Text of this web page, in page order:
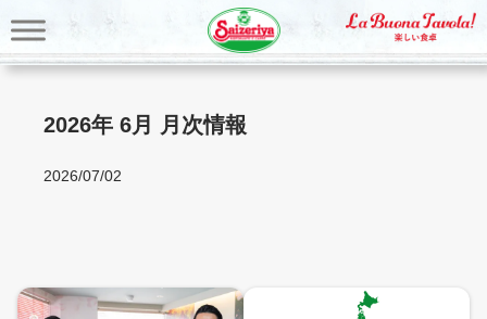
容
を
2026年 6月 月次情報
2026/07/02